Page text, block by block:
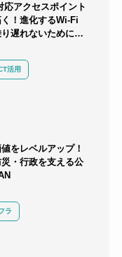
応アクセスポイント
！進化するWi-Fi
遅れないために知
活用
をレベルアップ！
・行政を支える公
ラ